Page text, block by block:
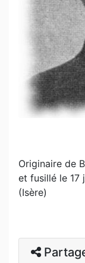
Originaire de
et fusillé le 17
(Isère)